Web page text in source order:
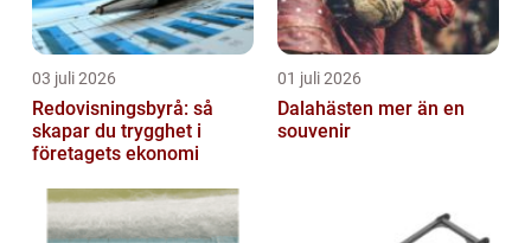
03 juli 2026
Redovisningsbyrå: så
skapar du trygghet i
företagets ekonomi
01 juli 2026
Dalahästen mer än en
souvenir